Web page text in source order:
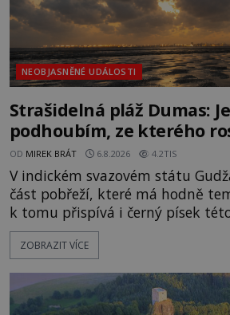
NEOBJASNĚNÉ UDÁLOSTI
Strašidelná pláž Dumas:
podhoubím, ze kterého
OD MIREK BRÁT 6.8.2026 4.2TIS
V indickém svazovém státu
část pobřeží, které má hodně
k tomu přispívá i černý písek
pláž takové netypické zbarvení? Nakolik jsou
pravdivé historky, že zde došlo k
následovat. Vstupujeme na pláž
Surat. Gu
ZOBRAZIT VÍCE